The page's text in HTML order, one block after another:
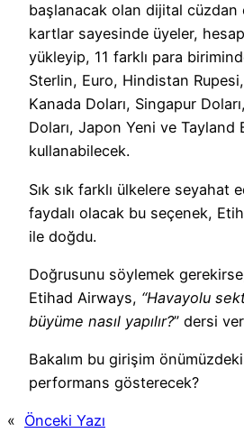
başlanacak olan dijital cüzdan
kartlar sayesinde üyeler,
yükleyip, 11 farklı para
Sterlin, Euro, Hindistan
Kanada Doları, Singapur
Doları, Japon Yeni ve Tayland
kullanabilecek.
Sık sık farklı ülkelere seyahat
faydalı olacak bu seçenek,
ile doğdu.
Doğrusunu söylemek
Etihad Airways, “Havayolu
büyüme nasıl yapılır?” dersi
Bakalım bu girişim
performans gösterecek?
« Önceki Yazı